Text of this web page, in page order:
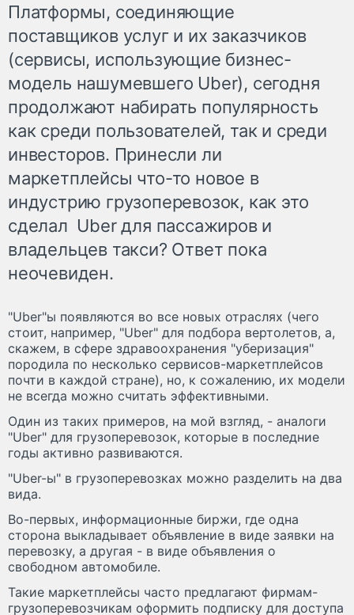
Платформы, соединяющие
поставщиков услуг и их заказчиков
(сервисы, использующие бизнес-
модель нашумевшего Uber), сегодня
продолжают набирать популярность
как среди пользователей, так и среди
инвесторов. Принесли ли
маркетплейсы что-то новое в
индустрию грузоперевозок, как это
сделал Uber для пассажиров и
владельцев такси? Ответ пока
неочевиден.
"Uber"ы появляются во все новых отраслях (чего
стоит, например, "Uber" для подбора вертолетов, а,
скажем, в сфере здравоохранения "уберизация"
породила по несколько сервисов-маркетплейсов
почти в каждой стране), но, к сожалению, их модели
не всегда можно считать эффективными.
Один из таких примеров, на мой взгляд, - аналоги
"Uber" для грузоперевозок, которые в последние
годы активно развиваются.
"Uber-ы" в грузоперевозках можно разделить на два
вида.
Во-первых, информационные биржи, где одна
сторона выкладывает объявление в виде заявки на
перевозку, а другая - в виде объявления о
свободном автомобиле.
Такие маркетплейсы часто предлагают фирмам-
грузоперевозчикам оформить подписку для доступа